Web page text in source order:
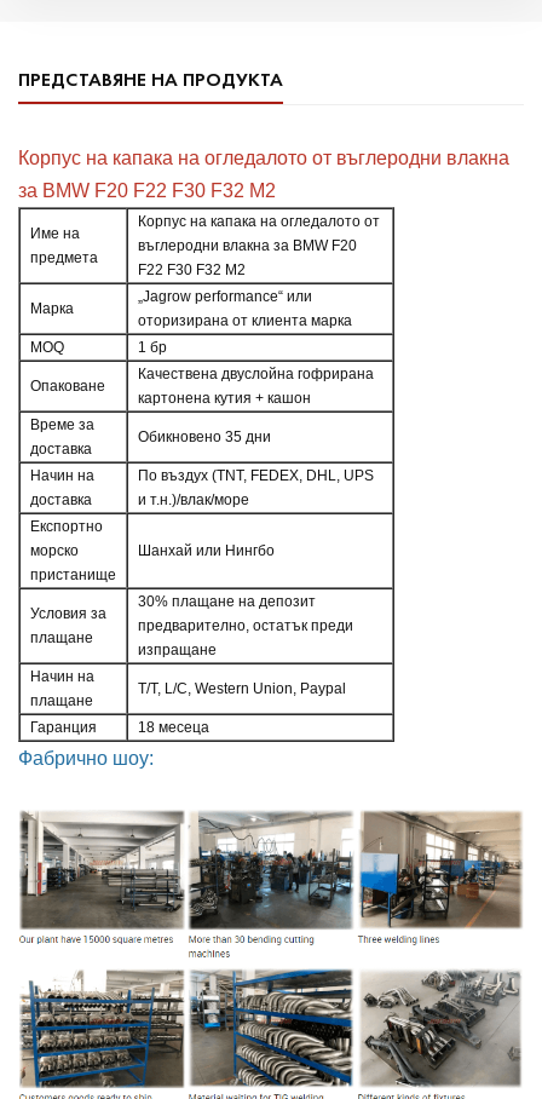
ПРЕДСТАВЯНЕ НА ПРОДУКТА
Корпус на капака на огледалото от въглеродни влакна
за BMW F20 F22 F30 F32 M2
Име на
предмета
Корпус на капака на огледалото от
въглеродни влакна за BMW F20
F22 F30 F32 M2
Марка
„Jagrow performance“ или
оторизирана от клиента марка
MOQ
1 бр
Опаковане
Качествена двуслойна гофрирана
картонена кутия + кашон
Време за
доставка
Обикновено 35 дни
Начин на
доставка
По въздух (TNT, FEDEX, DHL, UPS
и т.н.)/влак/море
Експортно
морско
пристанище
Шанхай или Нингбо
Условия за
плащане
30% плащане на депозит
предварително, остатък преди
изпращане
Начин на
плащане
T/T, L/C, Western Union, Paypal
Гаранция 18 месеца
Фабрично шоу: